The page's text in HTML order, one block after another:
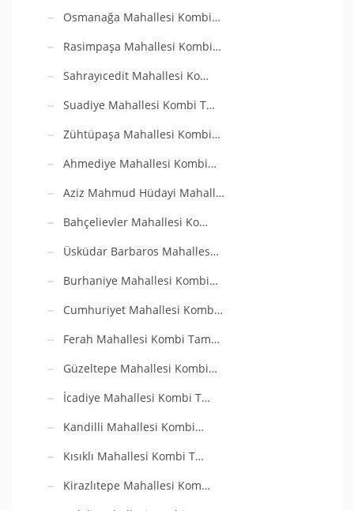
Osmanağa Mahallesi Kombi…
Rasimpaşa Mahallesi Kombi…
Sahrayıcedit Mahallesi Ko…
Suadiye Mahallesi Kombi T…
Zühtüpaşa Mahallesi Kombi…
Ahmediye Mahallesi Kombi…
Aziz Mahmud Hüdayi Mahall…
Bahçelievler Mahallesi Ko…
Üsküdar Barbaros Mahalles…
Burhaniye Mahallesi Kombi…
Cumhuriyet Mahallesi Komb…
Ferah Mahallesi Kombi Tam…
Güzeltepe Mahallesi Kombi…
İcadiye Mahallesi Kombi T…
Kandilli Mahallesi Kombi…
Kısıklı Mahallesi Kombi T…
Kirazlıtepe Mahallesi Kom…